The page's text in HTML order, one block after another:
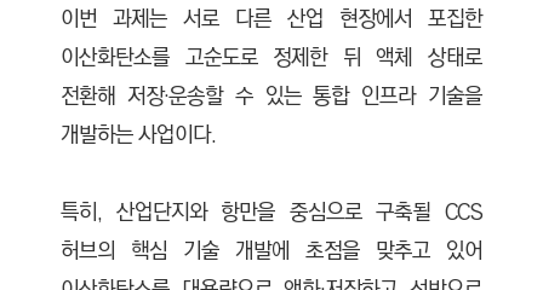
이번 과제는 서로 다른 산업 현장에서 포집한
이산화탄소를 고순도로 정제한 뒤 액체 상태로
전환해 저장·운송할 수 있는 통합 인프라 기술을
개발하는 사업이다.
특히, 산업단지와 항만을 중심으로 구축될 CCS
허브의 핵심 기술 개발에 초점을 맞추고 있어